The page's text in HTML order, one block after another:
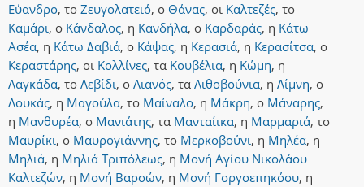
Εύανδρο, το Ζευγολατειό, ο Θάνας, οι Καλτεζές, το
Καμάρι, ο Κάνδαλος, η Κανδήλα, ο Καρδαράς, η Κάτω
Ασέα, η Κάτω Δαβιά, ο Κάψας, η Κερασιά, η Κερασίτσα, ο
Κεραστάρης, οι Κολλίνες, τα Κουβέλια, η Κώμη, η
Λαγκάδα, το Λεβίδι, ο Λιανός, τα Λιθοβούνια, η Λίμνη, ο
Λουκάς, η Μαγούλα, το Μαίναλο, η Μάκρη, ο Μάναρης,
η Μανθυρέα, ο Μανιάτης, τα Μανταίικα, η Μαρμαριά, το
Μαυρίκι, ο Μαυρογιάννης, το Μερκοβούνι, η Μηλέα, η
Μηλιά, η Μηλιά Τριπόλεως, η Μονή Αγίου Νικολάου
Καλτεζών, η Μονή Βαρσών, η Μονή Γοργοεπηκόου, η